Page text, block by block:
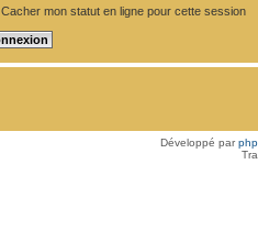
Cacher mon statut en ligne pour cette session
Développé par